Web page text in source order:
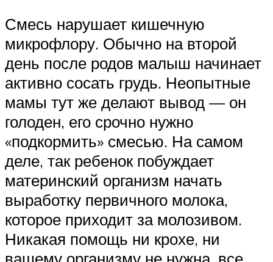
Смесь нарушает кишечную
микрофлору. Обычно на второй
день после родов малыш начинает
активно сосать грудь. Неопытные
мамы тут же делают вывод — он
голоден, его срочно нужно
«подкормить» смесью. На самом
деле, так ребенок побуждает
материнский организм начать
выработку первичного молока,
которое приходит за молозивом.
Никакая помощь ни крохе, ни